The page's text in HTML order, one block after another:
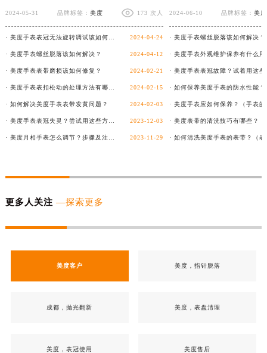
2024-05-31 品牌标签： 美度 173 次人
2024-04-24
· 美度手表螺丝脱落该如何解决？ 2024-04-12
· 美度手表表带磨损该如何修复？ 2024-02-21
2024-02-15
· 如何解决美度手表表带发黄问题？ 2024-02-03
2023-12-03
2023-11-29
2024-06-10 品牌标签： 美度
· 美度手表螺丝脱落该如何解决？
· 如何保养美度手表的防水性能？
更多人关注 —探索更多
美度客户 美度，指针脱落
成都，抛光翻新 美度，表盘清理
美度，表冠使用 美度售后